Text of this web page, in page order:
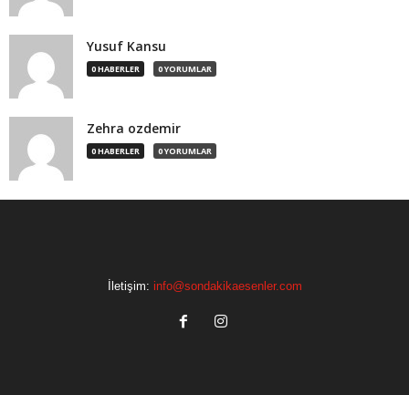
Yusuf Kansu
0 HABERLER 0 YORUMLAR
Zehra ozdemir
0 HABERLER 0 YORUMLAR
İletişim: info@sondakikaesenler.com